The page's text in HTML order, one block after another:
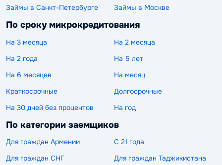
Займы в Санкт-Петербурге
Займы в Москве
По сроку микрокредитования
На 3 месяца
На 2 месяца
На 2 года
На 5 лет
На 6 месяцев
На месяц
Краткосрочные
Долгосрочные
На 30 дней без процентов
На год
По категории заемщиков
Для граждан Армении
С 21 года
Для граждан СНГ
Для граждан Таджикистана